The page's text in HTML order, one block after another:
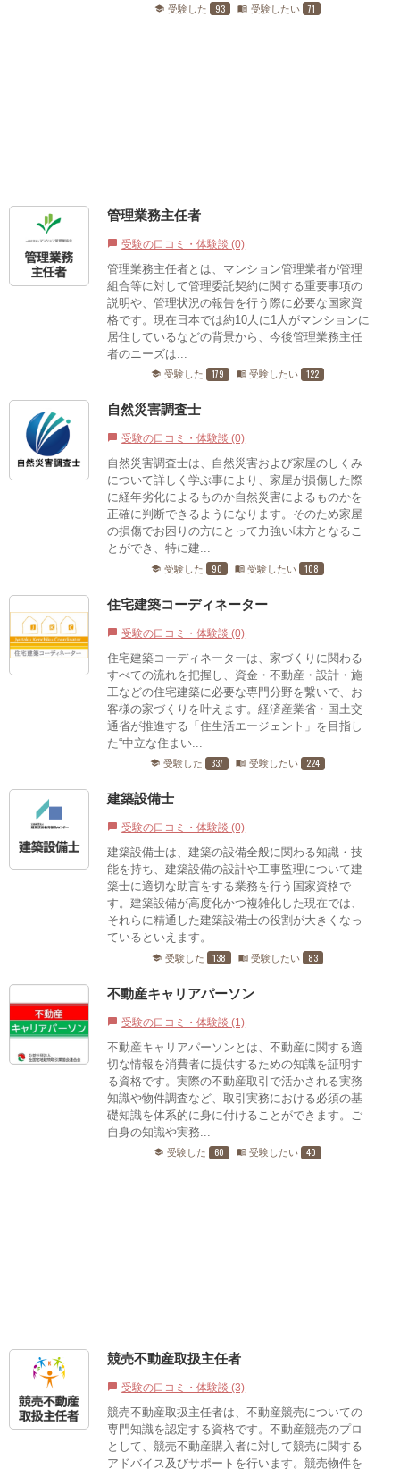
school 受験した 93 menu_book 受験したい 71
管理業務主任者
chat_bubble 受験の口コミ・体験談 (0)
管理業務主任者とは、マンション管理業者が管理
組合等に対して管理委託契約に関する重要事項の
説明や、管理状況の報告を行う際に必要な国家資
格です。現在日本では約10人に1人がマンションに
居住しているなどの背景から、今後管理業務主任
者のニーズは...
school 受験した 179 menu_book 受験したい 122
自然災害調査士
chat_bubble 受験の口コミ・体験談 (0)
自然災害調査士は、自然災害および家屋のしくみ
について詳しく学ぶ事により、家屋が損傷した際
に経年劣化によるものか自然災害によるものかを
正確に判断できるようになります。そのため家屋
の損傷でお困りの方にとって力強い味方となるこ
とができ、特に建...
school 受験した 90 menu_book 受験したい 108
住宅建築コーディネーター
chat_bubble 受験の口コミ・体験談 (0)
住宅建築コーディネーターは、家づくりに関わる
すべての流れを把握し、資金・不動産・設計・施
工などの住宅建築に必要な専門分野を繋いで、お
客様の家づくりを叶えます。経済産業省・国土交
通省が推進する「住生活エージェント」を目指し
た“中立な住まい...
school 受験した 337 menu_book 受験したい 224
建築設備士
chat_bubble 受験の口コミ・体験談 (0)
建築設備士は、建築の設備全般に関わる知識・技
能を持ち、建築設備の設計や工事監理について建
築士に適切な助言をする業務を行う国家資格で
す。建築設備が高度化かつ複雑化した現在では、
それらに精通した建築設備士の役割が大きくなっ
ているといえます。
school 受験した 138 menu_book 受験したい 83
不動産キャリアパーソン
chat_bubble 受験の口コミ・体験談 (1)
不動産キャリアパーソンとは、不動産に関する適
切な情報を消費者に提供するための知識を証明す
る資格です。実際の不動産取引で活かされる実務
知識や物件調査など、取引実務における必須の基
礎知識を体系的に身に付けることができます。ご
自身の知識や実務...
school 受験した 60 menu_book 受験したい 40
競売不動産取扱主任者
chat_bubble 受験の口コミ・体験談 (3)
競売不動産取扱主任者は、不動産競売についての
専門知識を認定する資格です。不動産競売のプロ
として、競売不動産購入者に対して競売に関する
アドバイス及びサポートを行います。競売物件を